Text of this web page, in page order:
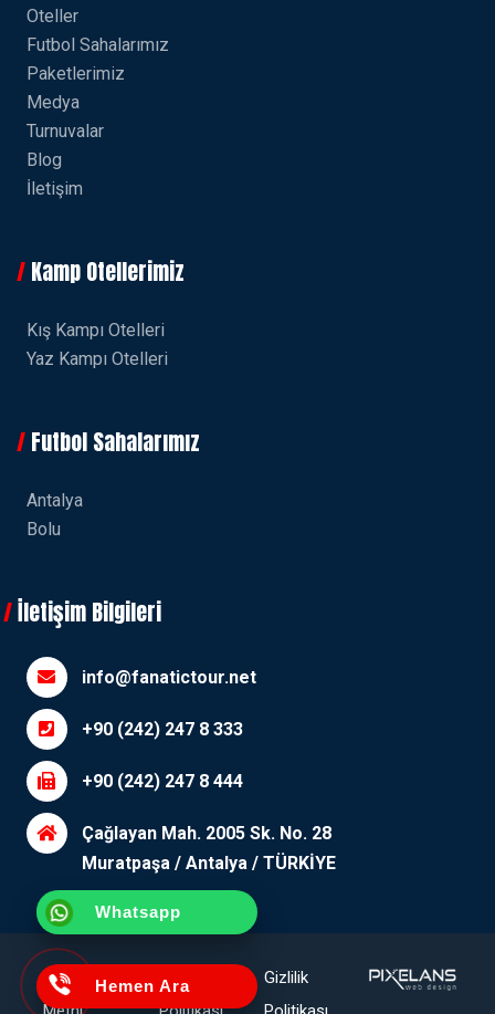
Whatsapp
Hemen Ara
Oteller
Futbol Sahalarımız
Paketlerimiz
Medya
Turnuvalar
Blog
İletişim
Kamp Otellerimiz
Kış Kampı Otelleri
Yaz Kampı Otelleri
Futbol Sahalarımız
Antalya
Bolu
İletişim Bilgileri
info@fanatictour.net
+90 (242) 247 8 333
+90 (242) 247 8 444
Çağlayan Mah. 2005 Sk. No. 28
Muratpaşa / Antalya / TÜRKİYE
Aydınlatma
Çerez
Gizlilik